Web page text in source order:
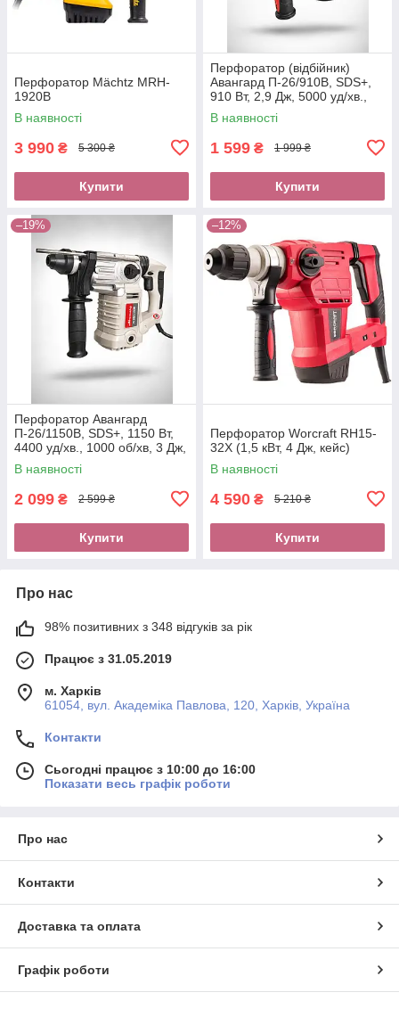
Перфоратор Mächtz MRH-
1920B
В наявності
3 990 ₴ 5 300 ₴
Купити
Перфоратор (відбійник)
Авангард П-26/910В, SDS+,
910 Вт, 2,9 Дж, 5000 уд/хв.,
900 об/хв., кейс, 3 режиму
В наявності
1 599 ₴ 1 999 ₴
Купити
–19%
Перфоратор Авангард
П-26/1150В, SDS+, 1150 Вт,
4400 уд/хв., 1000 об/хв, 3 Дж,
3 режими, кейс, аксесуари
В наявності
2 099 ₴ 2 599 ₴
Купити
–12%
Перфоратор Worcraft RH15-
32X (1,5 кВт, 4 Дж, кейс)
В наявності
4 590 ₴ 5 210 ₴
Купити
Про нас
98% позитивних з 348 відгуків за рік
Працює з 31.05.2019
м. Харків
61054, вул. Академіка Павлова, 120, Харків, Україна
Контакти
Сьогодні працює з 10:00 до 16:00
Показати весь графік роботи
Про нас
Контакти
Доставка та оплата
Графік роботи